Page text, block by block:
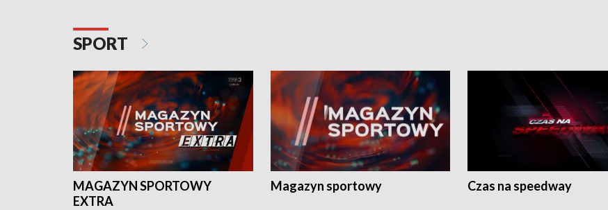
SPORT
MAGAZYN SPORTOWY
EXTRA
Magazyn sportowy Czas na speedway